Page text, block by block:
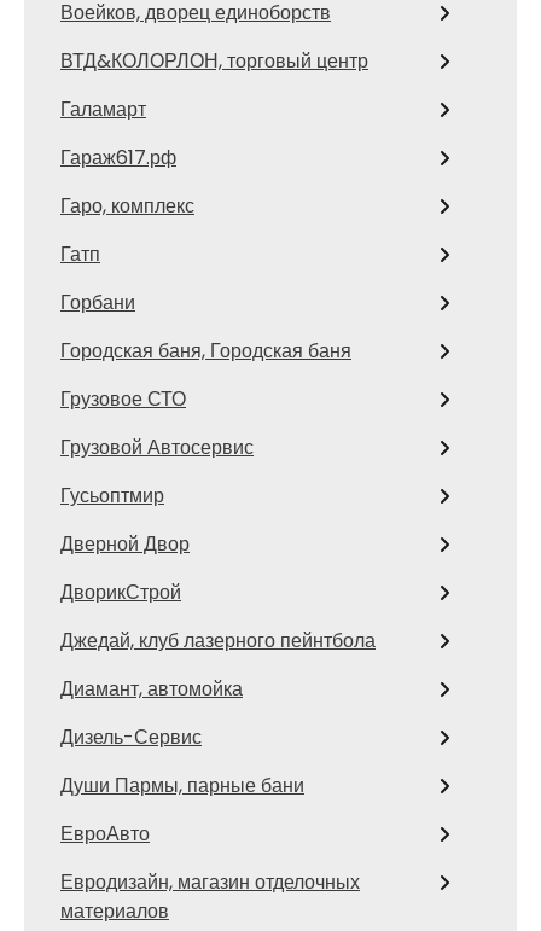
Воейков, дворец единоборств
ВТД&КОЛОРЛОН, торговый центр
Галамарт
Гараж617.рф
Гаро, комплекс
Гатп
Горбани
Городская баня, Городская баня
Грузовое СТО
Грузовой Автосервис
Гусьоптмир
Дверной Двор
ДворикСтрой
Джедай, клуб лазерного пейнтбола
Диамант, автомойка
Дизель-Сервис
Души Пармы, парные бани
ЕвроАвто
Евродизайн, магазин отделочных
материалов